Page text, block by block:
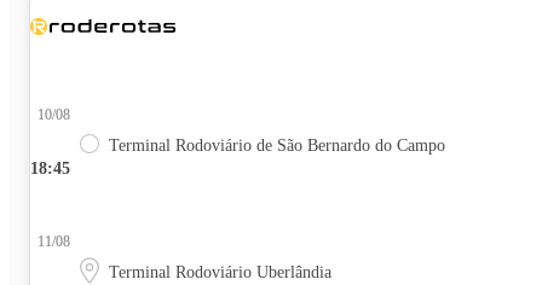
18:45
10/08
Terminal Rodoviário de São Bernardo do Campo
11/08
Terminal Rodoviário Uberlândia